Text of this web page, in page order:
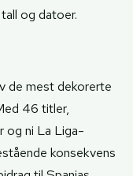
og datoer.
de mest dekorerte
46 titler,
og ni La Liga-
konsekvens